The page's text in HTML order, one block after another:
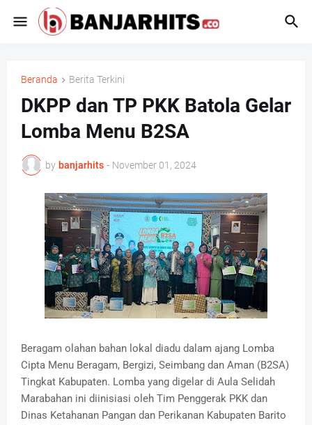
Beranda Berita Terkini
DKPP dan TP PKK Batola Gelar
Lomba Menu B2SA
by banjarhits - November 01, 2024
Beragam olahan bahan lokal diadu dalam ajang Lomba
Cipta Menu Beragam, Bergizi, Seimbang dan Aman (B2SA)
Tingkat Kabupaten. Lomba yang digelar di Aula Selidah
Marabahan ini diinisiasi oleh Tim Penggerak PKK dan
Dinas Ketahanan Pangan dan Perikanan Kabupaten Barito